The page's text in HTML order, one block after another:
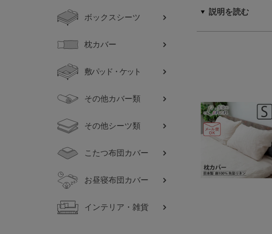
ボックスシーツ
枕カバー
敷パッド・ケット
その他カバー類
その他シーツ類
こたつ布団カバー
お昼寝布団カバー
インテリア・雑貨